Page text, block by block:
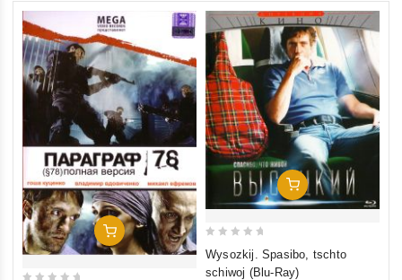
In Den Warenkorb
In Den Warenkorb
out
Wysozkij. Spasibo, tschto
schiwoj (Blu-Ray)